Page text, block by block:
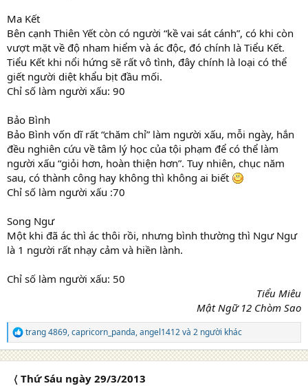
Ma Kết
Bên cạnh Thiên Yết còn có người “kề vai sát cánh”, có khi còn
vượt mặt về độ nham hiểm và ác độc, đó chính là Tiểu Kết.
Tiểu Kết khi nổi hứng sẽ rất vô tình, đây chính là loại có thể
giết người diệt khẩu bịt đầu mối.
Chỉ số làm người xấu: 90
Bảo Bình
Bảo Bình vốn dĩ rất “chăm chỉ” làm người xấu, mỗi ngày, hắn
đều nghiên cứu về tâm lý học của tội phạm để có thể làm
người xấu “giỏi hơn, hoàn thiện hơn”. Tuy nhiên, chục năm
sau, có thành công hay không thì không ai biết
Chỉ số làm người xấu :70
Song Ngư
Một khi đã ác thì ác thôi rồi, nhưng bình thường thì Ngư Ngư
là 1 người rất nhạy cảm và hiền lành.
Chỉ số làm người xấu: 50
Tiểu Miêu
Mật Ngữ 12 Chòm Sao
R
e
a
trang 4869,capricorn_panda,angel1412và 2 người khác
〈 Thứ Sáu ngày 29/3/2013